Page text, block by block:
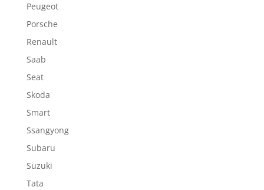
Peugeot
Porsche
Renault
Saab
Seat
Skoda
Smart
Ssangyong
Subaru
Suzuki
Tata